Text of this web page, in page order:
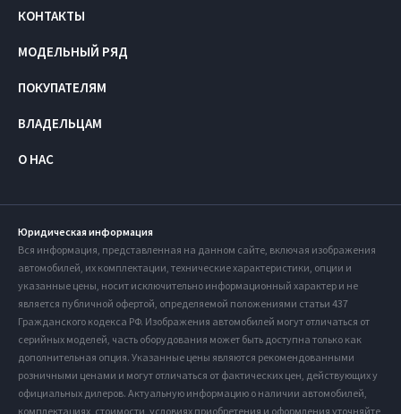
КОНТАКТЫ
МОДЕЛЬНЫЙ РЯД
ПОКУПАТЕЛЯМ
ВЛАДЕЛЬЦАМ
О НАС
Юридическая информация
Вся информация, представленная на данном сайте, включая изображения
автомобилей, их комплектации, технические характеристики, опции и
указанные цены, носит исключительно информационный характер и не
является публичной офертой, определяемой положениями статьи 437
Гражданского кодекса РФ. Изображения автомобилей могут отличаться от
серийных моделей, часть оборудования может быть доступна только как
дополнительная опция. Указанные цены являются рекомендованными
розничными ценами и могут отличаться от фактических цен, действующих у
официальных дилеров. Актуальную информацию о наличии автомобилей,
комплектациях, стоимости, условиях приобретения и оформления уточняйте